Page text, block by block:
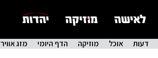
דעות אוכל מוזיקה הדף היומי מזג אוויר